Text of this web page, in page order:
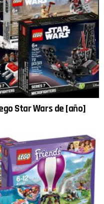
Star Wars de [año]